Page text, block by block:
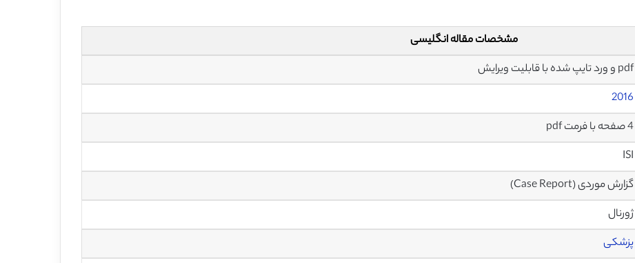
مشخصات مقاله انگلیسی
pdf و ورد تایپ شده با قابلیت ویرایش
2016
4 صفحه با فرمت pdf
ISI
گزارش موردی (Case Report)
ژورنال
پزشکی